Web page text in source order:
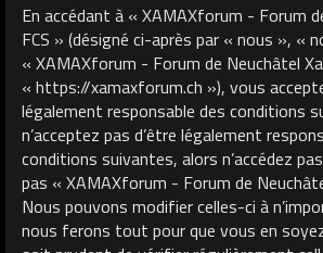
En accédant à « XAMAXforum - Forum
FCS » (désigné ci-après par « nous », «
« XAMAXforum - Forum de Neuchâtel
« https://xamaxforum.ch »), vous
légalement responsable des conditions
n’acceptez pas d’être légalement
conditions suivantes, alors n’accédez
pas « XAMAXforum - Forum de
Nous pouvons modifier celles-ci à
nous ferons tout pour que vous en